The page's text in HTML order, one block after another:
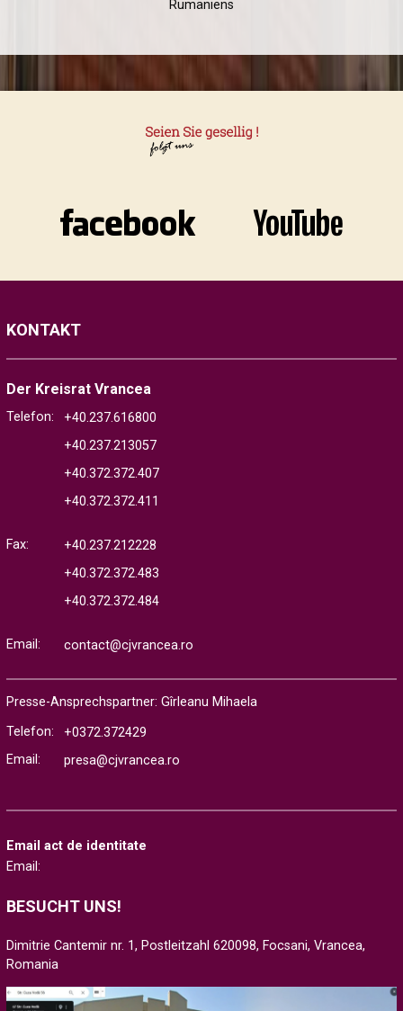
Rumäniens
KONTAKT
Der Kreisrat Vrancea
Telefon:
+40.237.616800
+40.237.213057
+40.372.372.407
+40.372.372.411
Fax:
+40.237.212228
+40.372.372.483
+40.372.372.484
Email: contact@cjvrancea.ro
Presse-Ansprechspartner: Gîrleanu Mihaela
Telefon:
+0372.372429
Email:
presa@cjvrancea.ro
Email act de identitate
Email:
BESUCHT UNS!
Dimitrie Cantemir nr. 1, Postleitzahl 620098, Focsani, Vrancea,
Romania